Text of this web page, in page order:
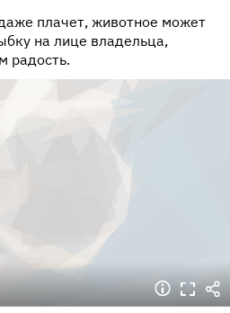
плачет, животное может
на лице владельца,
радость.